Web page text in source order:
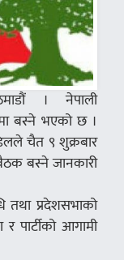
। नेपाली
बस्ने भएको छ ।
चैत ९ शुक्रबार
बस्ने जानकारी
तथा प्रदेशसभाको
पार्टीको आगामी